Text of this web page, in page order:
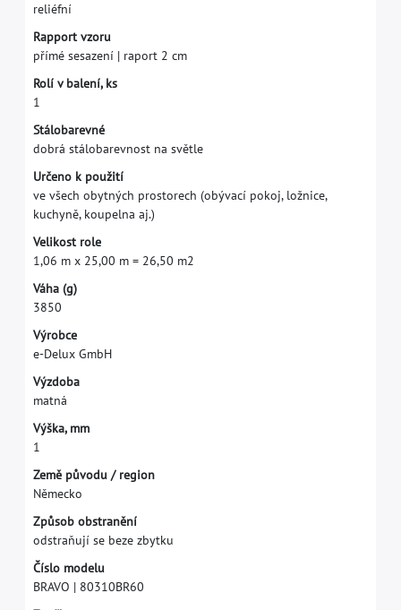
reliéfní
Rapport vzoru
přímé sesazení | raport 2 cm
Rolí v balení, ks
1
Stálobarevné
dobrá stálobarevnost na světle
Určeno k použití
ve všech obytných prostorech (obývací pokoj, ložnice,
kuchyně, koupelna aj.)
Velikost role
1,06 m x 25,00 m = 26,50 m2
Váha (g)
3850
Výrobce
e-Delux GmbH
Výzdoba
matná
Výška, mm
1
Země původu / region
Německo
Způsob obstranění
odstraňují se beze zbytku
Číslo modelu
BRAVO | 80310BR60